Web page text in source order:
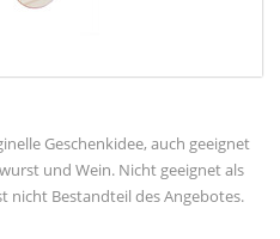
Geschenkidee, auch geeignet
und Wein. Nicht geeignet als
nicht Bestandteil des Angebotes.